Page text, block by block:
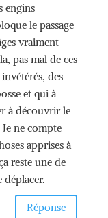
engins
le passage
vraiment
pas mal de ces
des
et qui à
à découvrir le
ne compte
apprises à
reste une de
déplacer.
Réponse